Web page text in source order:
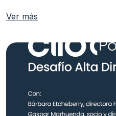
Ver más